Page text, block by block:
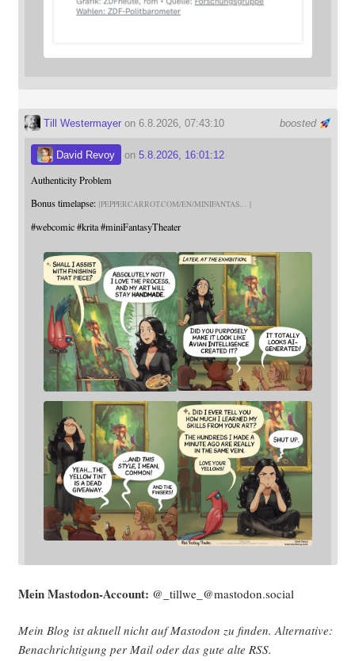
boosted
Till Westermayeron 6.8.2026, 07:43:10
David Revoy on 5.8.2026, 16:01:12
Authenticity Problem
Bonus timelapse: PEPPERCARROT.COM/EN/MINIFANTAS
#webcomic #krita #miniFantasyTheater
Mein Mast­o­don-Account: @_tillwe_@mastodon.social
Mein Blog ist aktu­ell nicht auf Mast­o­don zu fin­den. Alter­na­ti­ve:
Benach­rich­ti­gung per Mail oder das gute alte RSS.